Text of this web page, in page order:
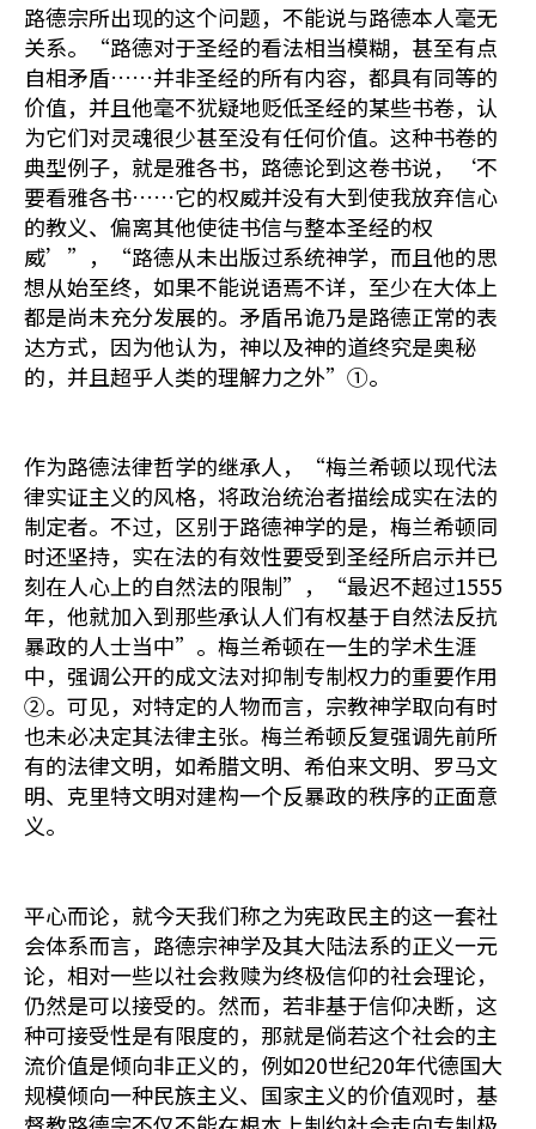
路德宗所出现的这个问题，不能说与路德本人毫无
关系。“路德对于圣经的看法相当模糊，甚至有点
自相矛盾……并非圣经的所有内容，都具有同等的
价值，并且他毫不犹疑地贬低圣经的某些书卷，认
为它们对灵魂很少甚至没有任何价值。这种书卷的
典型例子，就是雅各书，路德论到这卷书说，‘不
要看雅各书……它的权威并没有大到使我放弃信心
的教义、偏离其他使徒书信与整本圣经的权
威’”，“路德从未出版过系统神学，而且他的思
想从始至终，如果不能说语焉不详，至少在大体上
都是尚未充分发展的。矛盾吊诡乃是路德正常的表
达方式，因为他认为，神以及神的道终究是奥秘
的，并且超乎人类的理解力之外”①。
作为路德法律哲学的继承人，“梅兰希顿以现代法
律实证主义的风格，将政治统治者描绘成实在法的
制定者。不过，区别于路德神学的是，梅兰希顿同
时还坚持，实在法的有效性要受到圣经所启示并已
刻在人心上的自然法的限制”，“最迟不超过1555
年，他就加入到那些承认人们有权基于自然法反抗
暴政的人士当中”。梅兰希顿在一生的学术生涯
中，强调公开的成文法对抑制专制权力的重要作用
②。可见，对特定的人物而言，宗教神学取向有时
也未必决定其法律主张。梅兰希顿反复强调先前所
有的法律文明，如希腊文明、希伯来文明、罗马文
明、克里特文明对建构一个反暴政的秩序的正面意
义。
平心而论，就今天我们称之为宪政民主的这一套社
会体系而言，路德宗神学及其大陆法系的正义一元
论，相对一些以社会救赎为终极信仰的社会理论，
仍然是可以接受的。然而，若非基于信仰决断，这
种可接受性是有限度的，那就是倘若这个社会的主
流价值是倾向非正义的，例如20世纪20年代德国大
规模倾向一种民族主义、国家主义的价值观时，基